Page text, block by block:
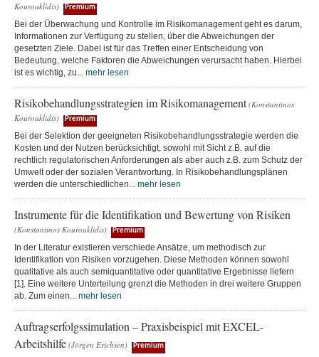
Kourouklidis)
Premium
Bei der Überwachung und Kontrolle im Risikomanagement geht es darum,
Informationen zur Verfügung zu stellen, über die Abweichungen der
gesetzten Ziele. Dabei ist für das Treffen einer Entscheidung von
Bedeutung, welche Faktoren die Abweichungen verursacht haben. Hierbei
ist es wichtig, zu... mehr lesen
Risikobehandlungsstrategien im Risikomanagement (Konstantinos
Kourouklidis)
Premium
Bei der Selektion der geeigneten Risikobehandlungsstrategie werden die
Kosten und der Nutzen berücksichtigt, sowohl mit Sicht z.B. auf die
rechtlich regulatorischen Anforderungen als aber auch z.B. zum Schutz der
Umwelt oder der sozialen Verantwortung. In Risikobehandlungsplänen
werden die unterschiedlichen... mehr lesen
Instrumente für die Identifikation und Bewertung von Risiken
(Konstantinos Kourouklidis) Premium
In der Literatur existieren verschiede Ansätze, um methodisch zur
Identifikation von Risiken vorzugehen. Diese Methoden können sowohl
qualitative als auch semiquantitative oder quantitative Ergebnisse liefern
[1]. Eine weitere Unterteilung grenzt die Methoden in drei weitere Gruppen
ab. Zum einen... mehr lesen
Auftragserfolgssimulation – Praxisbeispiel mit EXCEL-
Arbeitshilfe (Jörgen Erichsen) Premium